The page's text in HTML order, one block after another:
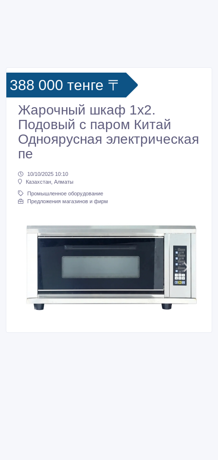
388 000 тенге 〒
Жарочный шкаф 1х2.
Подовый с паром Китай
Одноярусная электрическая
пе
10/10/2025 10:10
Казахстан, Алматы
Промышленное оборудование
Предложения магазинов и фирм